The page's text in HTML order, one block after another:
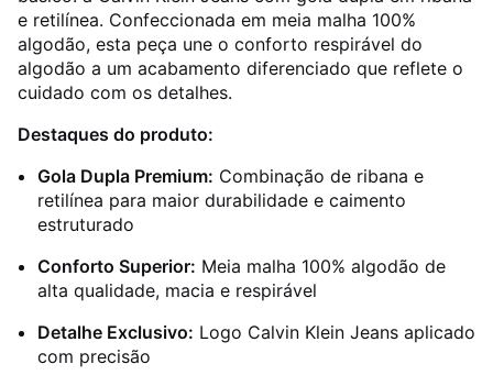
e retilínea. Confeccionada em meia malha 100%
algodão, esta peça une o conforto respirável do
algodão a um acabamento diferenciado que reflete o
cuidado com os detalhes.
Destaques do produto:
Gola Dupla Premium: Combinação de ribana e
retilínea para maior durabilidade e caimento
estruturado
Conforto Superior: Meia malha 100% algodão de
alta qualidade, macia e respirável
Detalhe Exclusivo: Logo Calvin Klein Jeans aplicado
com precisão